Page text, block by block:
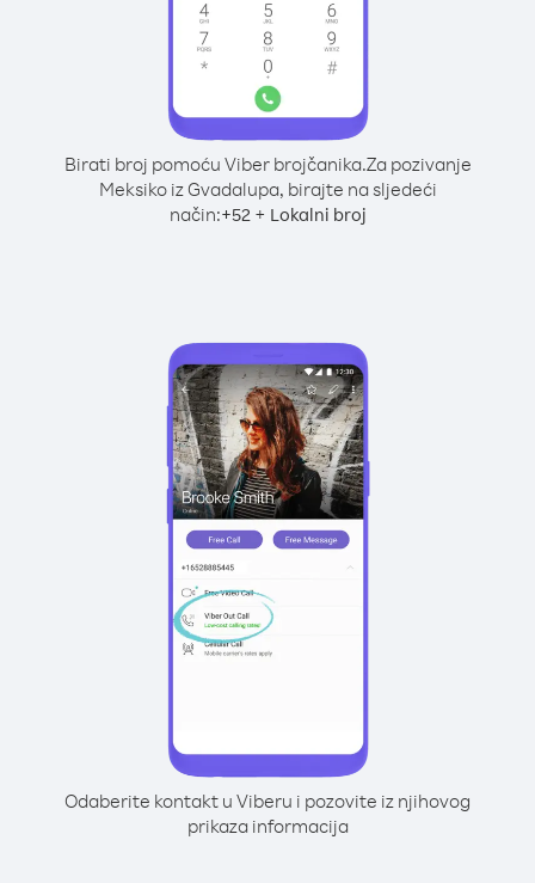
Birati broj pomoću Viber brojčanika.Za pozivanje
Meksiko iz Gvadalupa, birajte na sljedeći
način:+52+ Lokalni broj
Odaberite kontakt u Viberu i pozovite iz njihovog
prikaza informacija